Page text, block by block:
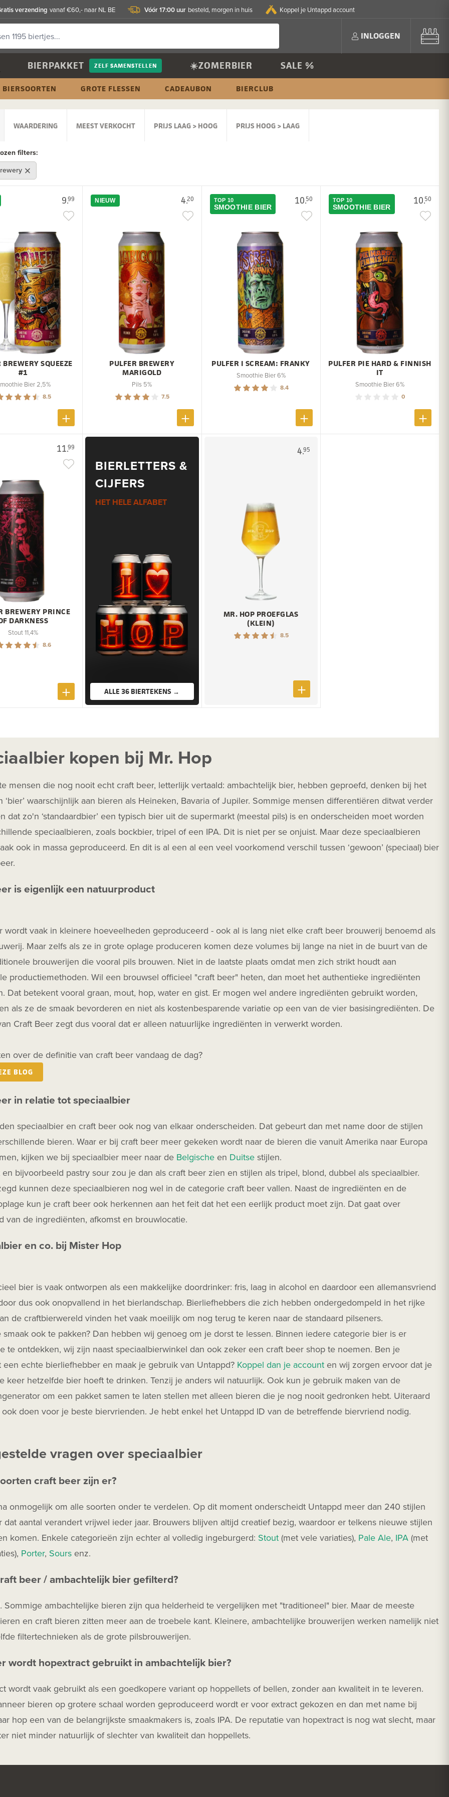
verzending vanaf €60,- naar NL BE Vóór 17:00 uur besteld, morgen in huis Koppel je Untappd account
INLOGGEN
BIERPAKKET ZELF SAMENSTELLEN ☀️ZOMERBIER SALE %
BIERSOORTEN GROTE FLESSEN CADEAUBON BIERCLUB
WAARDERING MEEST VERKOCHT PRIJS LAAG > HOOG PRIJS HOOG > LAAG
filters:
9.99
BREWERY SQUEEZE
#1
Bier 2,5%
8.5
4.20
NIEUW
PULFER BREWERY
MARIGOLD
Pils 5%
7.5
10.50
TOP 10
SMOOTHIE BIER
PULFER I SCREAM: FRANKY
Smoothie Bier 6%
8.4
10.50
TOP 10
SMOOTHIE BIER
PULFER PIE HARD & FINNISH
IT
Smoothie Bier 6%
0
11.99
BREWERY PRINCE
DARKNESS
Stout 11,4%
8.6
BIERLETTERS &
CIJFERS
HET HELE ALFABET
ALLE 36 BIERTEKENS →
4.95
MR. HOP PROEFGLAS
(KLEIN)
8.5
kopen bij Mr. Hop
mensen die nog nooit echt craft beer, letterlijk vertaald: ambachtelijk bier, hebben geproefd, denken bij het
‘bier’ waarschijnlijk aan bieren als Heineken, Bavaria of Jupiler. Sommige mensen differentiëren ditwat verder
dat zo'n ‘standaardbier’ een typisch bier uit de supermarkt (meestal pils) is en onderscheiden moet worden
speciaalbieren, zoals bockbier, tripel of een IPA. Dit is niet per se onjuist. Maar deze speciaalbieren
ook in massa geproduceerd. En dit is al een al een veel voorkomend verschil tussen ‘gewoon’ (speciaal) bier
is eigenlijk een natuurproduct
wordt vaak in kleinere hoeveelheden geproduceerd - ook al is lang niet elke craft beer brouwerij benoemd als
Maar zelfs als ze in grote oplage produceren komen deze volumes bij lange na niet in de buurt van de
brouwerijen die vooral pils brouwen. Niet in de laatste plaats omdat men zich strikt houdt aan
productiemethoden. Wil een brouwsel officieel "craft beer" heten, dan moet het authentieke ingrediënten
Dat betekent vooral graan, mout, hop, water en gist. Er mogen wel andere ingrediënten gebruikt worden,
als ze de smaak bevorderen en niet als kostenbesparende variatie op een van de vier basisingrediënten. De
Craft Beer zegt dus vooral dat er alleen natuurlijke ingrediënten in verwerkt worden.
over de definitie van craft beer vandaag de dag?
BLOG
in relatie tot speciaalbier
speciaalbier en craft beer ook nog van elkaar onderscheiden. Dat gebeurt dan met name door de stijlen
bieren. Waar er bij craft beer meer gekeken wordt naar de bieren die vanuit Amerika naar Europa
kijken we bij speciaalbier meer naar de Belgische en Duitse stijlen.
en bijvoorbeeld pastry sour zou je dan als craft beer zien en stijlen als tripel, blond, dubbel als speciaalbier.
kunnen deze speciaalbieren nog wel in de categorie craft beer vallen. Naast de ingrediënten en de
kun je craft beer ook herkennen aan het feit dat het een eerlijk product moet zijn. Dat gaat over
van de ingrediënten, afkomst en brouwlocatie.
en co. bij Mister Hop
bier is vaak ontworpen als een makkelijke doordrinker: fris, laag in alcohol en daardoor een allemansvriend
dus ook onopvallend in het bierlandschap. Bierliefhebbers die zich hebben ondergedompeld in het rijke
de craftbierwereld vinden het vaak moeilijk om nog terug te keren naar de standaard pilseners.
smaak ook te pakken? Dan hebben wij genoeg om je dorst te lessen. Binnen iedere categorie bier is er
te ontdekken, wij zijn naast speciaalbierwinkel dan ook zeker een craft beer shop te noemen. Ben je
een echte bierliefhebber en maak je gebruik van Untappd? Koppel dan je account en wij zorgen ervoor dat je
keer hetzelfde bier hoeft te drinken. Tenzij je anders wil natuurlijk. Ook kun je gebruik maken van de
om een pakket samen te laten stellen met alleen bieren die je nog nooit gedronken hebt. Uiteraard
doen voor je beste biervrienden. Je hebt enkel het Untappd ID van de betreffende biervriend nodig.
vragen over speciaalbier
craft beer zijn er?
onmogelijk om alle soorten onder te verdelen. Op dit moment onderscheidt Untappd meer dan 240 stijlen
dat aantal verandert vrijwel ieder jaar. Brouwers blijven altijd creatief bezig, waardoor er telkens nieuwe stijlen
komen. Enkele categorieën zijn echter al volledig ingeburgerd: Stout (met vele variaties), Pale Ale, IPA (met
Porter, Sours enz.
beer / ambachtelijk bier gefilterd?
Sommige ambachtelijke bieren zijn qua helderheid te vergelijken met "traditioneel" bier. Maar de meeste
en craft bieren zitten meer aan de troebele kant. Kleinere, ambachtelijke brouwerijen werken namelijk niet
filtertechnieken als de grote pilsbrouwerijen.
wordt hopextract gebruikt in ambachtelijk bier?
wordt vaak gebruikt als een goedkopere variant op hoppellets of bellen, zonder aan kwaliteit in te leveren.
bieren op grotere schaal worden geproduceerd wordt er voor extract gekozen en dan met name bij
hop een van de belangrijkste smaakmakers is, zoals IPA. De reputatie van hopextract is nog wat slecht, maar
niet minder natuurlijk of slechter van kwaliteit dan hoppellets.